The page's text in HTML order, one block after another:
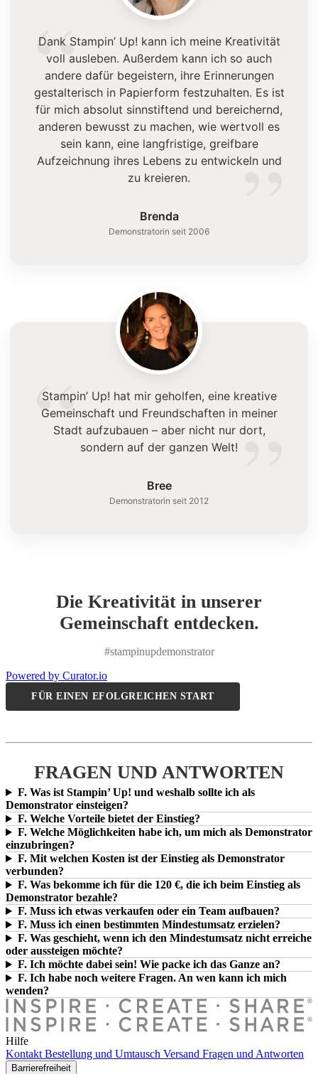
“
”
Dank Stampin’ Up! kann ich meine Kreativität
voll ausleben. Außerdem kann ich so auch
andere dafür begeistern, ihre Erinnerungen
gestalterisch in Papierform festzuhalten. Es ist
für mich absolut sinnstiftend und bereichernd,
anderen bewusst zu machen, wie wertvoll es
sein kann, eine langfristige, greifbare
Aufzeichnung ihres Lebens zu entwickeln und
zu kreieren.
Brenda
Demonstratorin seit 2006
“ ”
Stampin’ Up! hat mir geholfen, eine kreative
Gemeinschaft und Freundschaften in meiner
Stadt aufzubauen – aber nicht nur dort,
sondern auf der ganzen Welt!
Bree
Demonstratorin seit 2012
Die Kreativität in unserer
Gemeinschaft entdecken.
#stampinupdemonstrator
Powered by Curator.io
FÜR EINEN EFOLGREICHEN START
FRAGEN UND ANTWORTEN
F. Was ist Stampin’ Up! und weshalb sollte ich als
Demonstrator einsteigen?
F. Welche Vorteile bietet der Einstieg?
F. Welche Möglichkeiten habe ich, um mich als Demonstrator
einzubringen?
F. Mit welchen Kosten ist der Einstieg als Demonstrator
verbunden?
F. Was bekomme ich für die 120 €, die ich beim Einstieg als
Demonstrator bezahle?
F. Muss ich etwas verkaufen oder ein Team aufbauen?
F. Muss ich einen bestimmten Mindestumsatz erzielen?
F. Was geschieht, wenn ich den Mindestumsatz nicht erreiche
oder aussteigen möchte?
F. Ich möchte dabei sein! Wie packe ich das Ganze an?
F. Ich habe noch weitere Fragen. An wen kann ich mich
wenden?
Hilfe
Kontakt Bestellung und Umtausch Versand Fragen und Antworten
Barrierefreiheit